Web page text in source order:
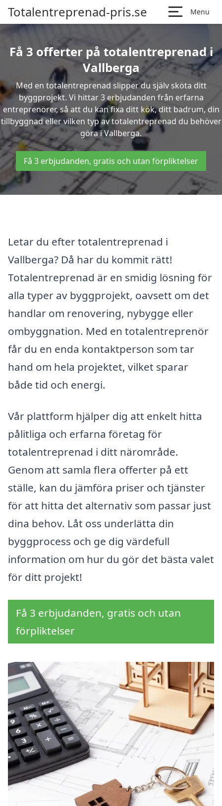
Totalentreprenad-pris.se Menu
Få 3 offerter på totalentreprenad i
Vallberga
Med en totalentreprenad slipper du själv sköta ditt
byggprojekt. Vi hittar 3 erbjudanden från erfarna
entreprenörer, så att du kan fixa ditt kök, ditt badrum, din
tillbyggnad eller vilken typ av totalentreprenad du behöver
göra i Vallberga.
Få 3 erbjudanden, gratis och utan förpliktelser
Letar du efter totalentreprenad i
Vallberga? Då har du kommit rätt!
Totalentreprenad är en smidig lösning för
alla typer av byggprojekt, oavsett om det
handlar om renovering, nybygge eller
ombyggnation. Med en totalentreprenör
får du en enda kontaktperson som tar
hand om hela projektet, vilket sparar
både tid och energi.
Vår plattform hjälper dig att enkelt hitta
pålitliga och erfarna företag för
totalentreprenad i ditt närområde.
Genom att samla flera offerter på ett
ställe, kan du jämföra priser och tjänster
för att hitta det alternativ som passar just
dina behov. Låt oss underlätta din
byggprocess och ge dig värdefull
information om hur du gör det bästa valet
för ditt projekt!
Få 3 erbjudanden, gratis och utan
förpliktelser